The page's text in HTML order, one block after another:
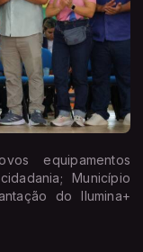
equipamentos
Município
do Ilumina+